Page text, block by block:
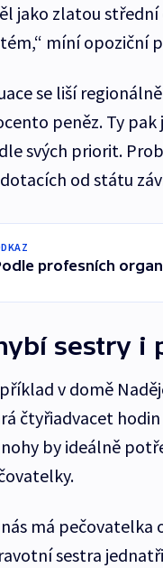
jako zlatou
míní opoziční
se liší
peněz. Ty
svých priorit.
od státu
profesních
sestry i
v domě
čtyřiadvacet
by ideálně
nás má
sestra